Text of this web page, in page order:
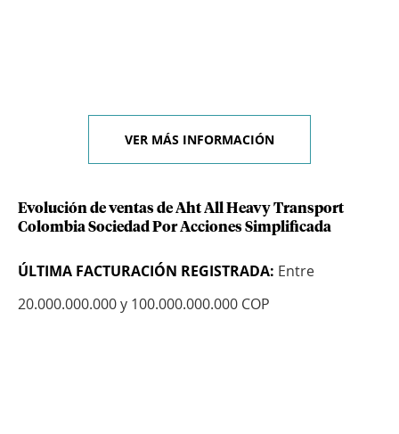
VER MÁS INFORMACIÓN
Evolución de ventas de Aht All Heavy Transport
Colombia Sociedad Por Acciones Simplificada
ÚLTIMA FACTURACIÓN REGISTRADA: Entre
20.000.000.000 y 100.000.000.000 COP